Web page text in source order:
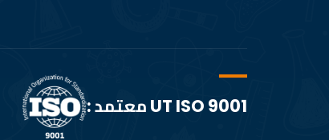
UT ISO 9001 معتمد :